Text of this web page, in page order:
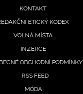
KONTAKT
ETICKÝ KODEX
VOLNÁ MÍSTA
INZERCE
OBCHODNÍ PODMÍNKY
RSS FEED
MÓDA